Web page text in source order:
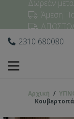
Δωρεάν
Άμεση
2310 680080
Αρχική /